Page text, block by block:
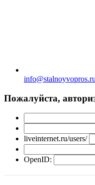
info@stalnoyvopros.ru
Пожалуйста,
liveinternet.ru/users/
OpenID: